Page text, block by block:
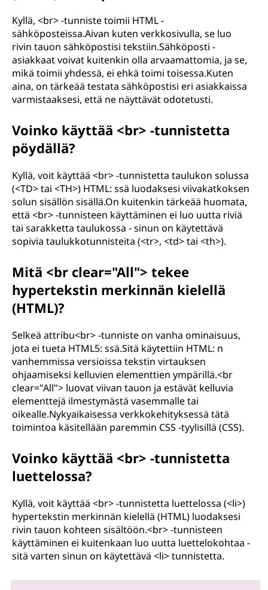
Kyllä, <br> -tunniste toimii HTML -
sähköposteissa.Aivan kuten verkkosivulla, se luo
rivin tauon sähköpostisi tekstiin.Sähköposti -
asiakkaat voivat kuitenkin olla arvaamattomia, ja se,
mikä toimii yhdessä, ei ehkä toimi toisessa.Kuten
aina, on tärkeää testata sähköpostisi eri asiakkaissa
varmistaaksesi, että ne näyttävät odotetusti.
Voinko käyttää <br> -tunnistetta
pöydällä?
Kyllä, voit käyttää <br> -tunnistetta taulukon solussa
(<TD> tai <TH>) HTML: ssä luodaksesi viivakatkoksen
solun sisällön sisällä.On kuitenkin tärkeää huomata,
että <br> -tunnisteen käyttäminen ei luo uutta riviä
tai sarakketta taulukossa - sinun on käytettävä
sopivia taulukkotunnisteita (<tr>, <td> tai <th>).
Mitä <br clear="All"> tekee
hypertekstin merkinnän kielellä
(HTML)?
Selkeä attribu<br> -tunniste on vanha ominaisuus,
jota ei tueta HTML5: ssä.Sitä käytettiin HTML: n
vanhemmissa versioissa tekstin virtauksen
ohjaamiseksi kelluvien elementtien ympärillä.<br
clear="All"> luovat viivan tauon ja estävät kelluvia
elementtejä ilmestymästä vasemmalle tai
oikealle.Nykyaikaisessa verkkokehityksessä tätä
toimintoa käsitellään paremmin CSS -tyylisillä (CSS).
Voinko käyttää <br> -tunnistetta
luettelossa?
Kyllä, voit käyttää <br> -tunnistetta luettelossa (<li>)
hypertekstin merkinnän kielellä (HTML) luodaksesi
rivin tauon kohteen sisältöön.<br> -tunnisteen
käyttäminen ei kuitenkaan luo uutta luettelokohtaa -
sitä varten sinun on käytettävä <li> tunnistetta.